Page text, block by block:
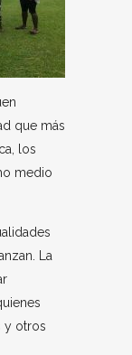
que más
los
medio
La
y otros